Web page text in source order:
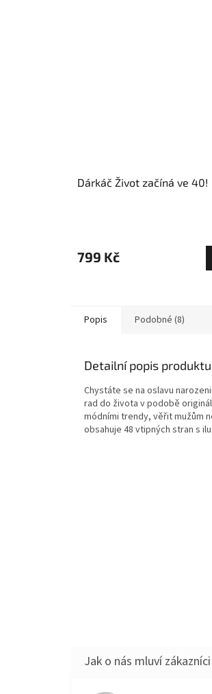
Dárkáč Život začíná ve 40!
799 Kč
Popis Podobné (8)
Detailní popis produktu
Chystáte se na oslavu
rad do života v podobě
módními trendy, věřit mužům
obsahuje 48 vtipných stran s